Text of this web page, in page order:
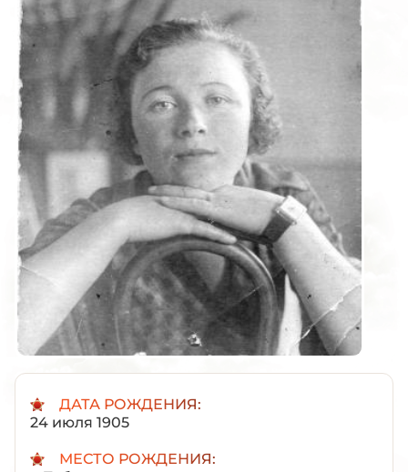
ДАТА РОЖДЕНИЯ:
24 июля 1905
МЕСТО РОЖДЕНИЯ: